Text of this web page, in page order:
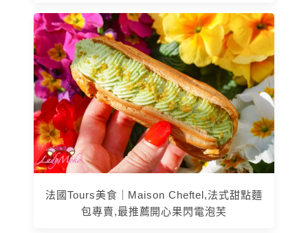
法國Tours美食｜Maison Cheftel,法式甜點麵
包專賣,最推薦開心果閃電泡芙